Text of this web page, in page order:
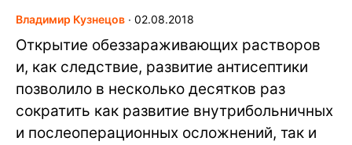
Владимир Кузнецов ∙ 02.08.2018
Открытие обеззараживающих растворов
и, как следствие, развитие антисептики
позволило в несколько десятков раз
сократить как развитие внутрибольничных
и послеоперационных осложнений, так и